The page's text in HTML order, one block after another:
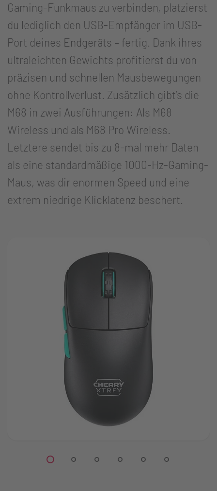
Gaming-Funkmaus zu verbinden, platzierst
du lediglich den USB-Empfänger im USB-
Port deines Endgeräts – fertig. Dank ihres
ultraleichten Gewichts profitierst du von
präzisen und schnellen Mausbewegungen
ohne Kontrollverlust. Zusätzlich gibt’s die
M68 in zwei Ausführungen: Als M68
Wireless und als M68 Pro Wireless.
Letztere sendet bis zu 8-mal mehr Daten
als eine standardmäßige 1000-Hz-Gaming-
Maus, was dir enormen Speed und eine
extrem niedrige Klicklatenz beschert.